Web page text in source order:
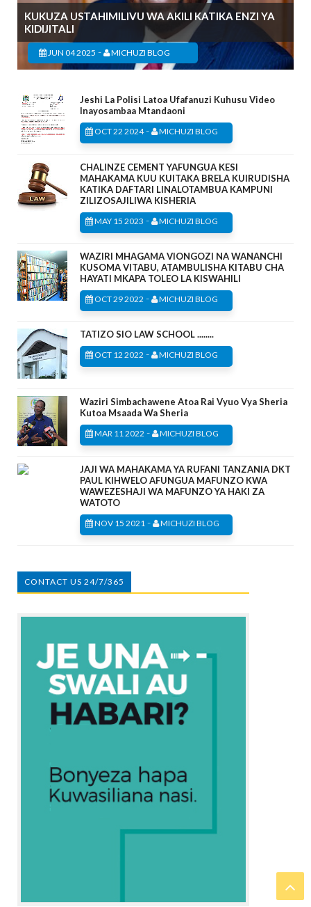
KUKUZA USTAHIMILIVU WA AKILI KATIKA ENZI YA
KIDIJITALI
JUN 04 2025 - MICHUZI BLOG
Jeshi La Polisi Latoa Ufafanuzi Kuhusu Video
Inayosambaa Mtandaoni
OCT 22 2024- MICHUZI BLOG
CHALINZE CEMENT YAFUNGUA KESI
MAHAKAMA KUU KUITAKA BRELA KUIRUDISHA
KATIKA DAFTARI LINALOTAMBUA KAMPUNI
ZILIZOSAJILIWA KISHERIA
MAY 15 2023 - MICHUZI BLOG
WAZIRI MHAGAMA VIONGOZI NA WANANCHI
KUSOMA VITABU, ATAMBULISHA KITABU CHA
HAYATI MKAPA TOLEO LA KISWAHILI
OCT 29 2022 - MICHUZI BLOG
TATIZO SIO LAW SCHOOL ........
OCT 12 2022 - MICHUZI BLOG
Waziri Simbachawene Atoa Rai Vyuo Vya Sheria
Kutoa Msaada Wa Sheria
MAR 11 2022 - MICHUZI BLOG
JAJI WA MAHAKAMA YA RUFANI TANZANIA DKT
PAUL KIHWELO AFUNGUA MAFUNZO KWA
WAWEZESHAJI WA MAFUNZO YA HAKI ZA
WATOTO
NOV 15 2021 - MICHUZI BLOG
CONTACT US 24/7/365